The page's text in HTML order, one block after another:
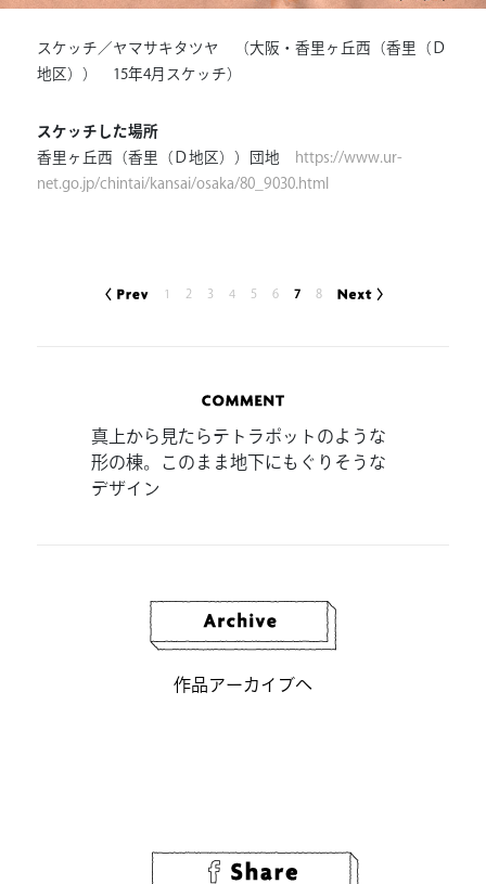
スケッチ／ヤマサキタツヤ （大阪・香里ヶ丘西（香里（Ｄ
地区）） 15年4月スケッチ）
スケッチした場所
香里ヶ丘西（香里（Ｄ地区））団地
https://www.ur-
net.go.jp/chintai/kansai/osaka/80_9030.html
1 2 3 4 5 6 7 8
真上から見たらテトラポットのような
形の棟。このまま地下にもぐりそうな
デザイン
作品アーカイブへ